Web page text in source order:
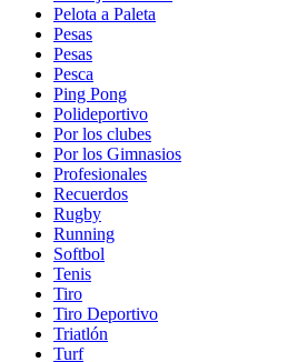
Pelota a Paleta
Pesas
Pesas
Pesca
Ping Pong
Polideportivo
Por los clubes
Por los Gimnasios
Profesionales
Recuerdos
Rugby
Running
Softbol
Tenis
Tiro
Tiro Deportivo
Triatlón
Turf